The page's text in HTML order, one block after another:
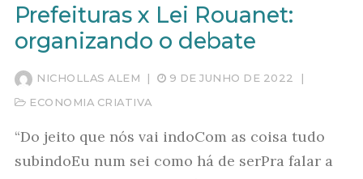
Prefeituras x Lei Rouanet:
organizando o debate
NICHOLLAS ALEM | 9 DE JUNHO DE 2022
|
ECONOMIA CRIATIVA
“Do jeito que nós vai indoCom as coisa tudo
subindoEu num sei como há de serPra falar a